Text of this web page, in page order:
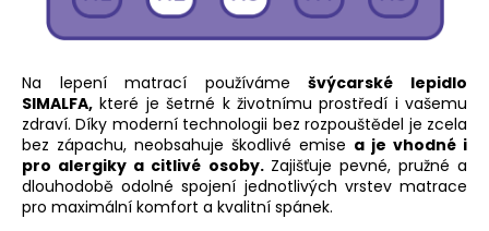
Na lepení matrací používámešvýcarské lepidlo
SIMALFA, které je šetrné k životnímu prostředí i vašemu
zdraví. Díky moderní technologii bez rozpouštědel je zcela
bez zápachu, neobsahuje škodlivé emise a je vhodné i
pro alergiky a citlivé osoby. Zajišťuje pevné, pružné a
dlouhodobě odolné spojení jednotlivých vrstev matrace
pro maximální komfort a kvalitní spánek.